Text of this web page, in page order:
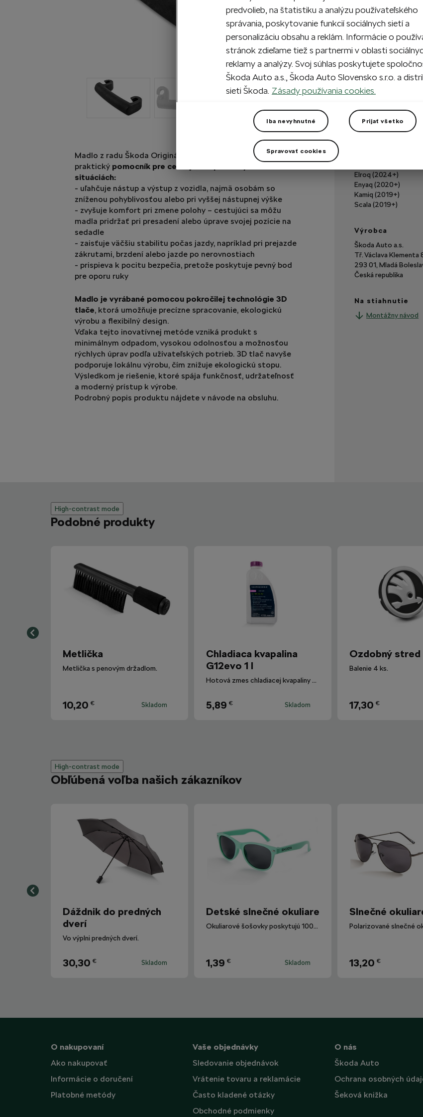
Madlo z radu Škoda Originálne príslušenstvo slúži ako
praktický pomocník pre cestujúcich pri rôznych
situáciách:
- uľahčuje nástup a výstup z vozidla, najmä osobám so
zníženou pohyblivosťou alebo pri vyššej nástupnej výške
- zvyšuje komfort pri zmene polohy – cestujúci sa môžu
madla pridržať pri presadení alebo úprave svojej pozície na
sedadle
- zaisťuje väčšiu stabilitu počas jazdy, napríklad pri prejazde
zákrutami, brzdení alebo jazde po nerovnostiach
- prispieva k pocitu bezpečia, pretože poskytuje pevný bod
pre oporu ruky
Madlo je vyrábané pomocou pokročilej technológie 3D
tlače, ktorá umožňuje precízne spracovanie, ekologickú
výrobu a flexibilný design.
Vďaka tejto inovatívnej metóde vzniká produkt s
minimálnym odpadom, vysokou odolnosťou a možnosťou
rýchlych úprav podľa užívateľských potrieb. 3D tlač navyše
podporuje lokálnu výrobu, čím znižuje ekologickú stopu.
Výsledkom je riešenie, ktoré spája funkčnosť, udržateľnosť
a moderný prístup k výrobe.
Podrobný popis produktu nájdete v návode na obsluhu.
Vypredané
Máte otázku?
Technické
Elroq (2024+)
Enyaq (2020+)
Kamiq (2019+)
Scala (2019+)
Výrobca
Škoda Auto a.s.
Tř. Václava Klementa
293 01, Mladá
Česká republika
Na stiahnutie
Montážny návod
High-contrast mode
Podobné produkty
Metlička
Metlička s penovým držadlom.
10,20 € Skladom
Chladiaca kvapalina
G12evo 1 l
Hotová zmes chladiacej kvapaliny G12evo pre všetky vozidlá Škoda.
5,89 € Skladom
Ozdobný stred
Balenie 4 ks.
17,30 €
High-contrast mode
Obľúbená voľba našich zákazníkov
Dáždnik do predných
dverí
Vo výplni predných dverí.
30,30 € Skladom
Detské slnečné okuliare
Okuliarové šošovky poskytujú 100% ochranu proti UV žiareniu.
1,39 € Skladom
Slnečné
13,20 €
O nakupovaní
Ako nakupovať
Informácie o doručení
Platobné metódy
Vaše objednávky
Sledovanie objednávok
Vrátenie tovaru a reklamácie
Často kladené otázky
Obchodné podmienky
O nás
Škoda Auto
Ochrana osobných
Šeková knižka
predvolieb, na štatistiku a analýzu používateľského
správania, poskytovanie funkcií sociálnych sietí a
personalizáciu obsahu a reklám. Informácie o
stránok zdieľame tiež s partnermi v oblasti
reklamy a analýzy. Svoj súhlas poskytujete
Škoda Auto a.s., Škoda Auto Slovensko s.r.o. a
sieti Škoda. Zásady používania cookies.
Iba nevyhnutné Prijať všetko
Spravovať cookies